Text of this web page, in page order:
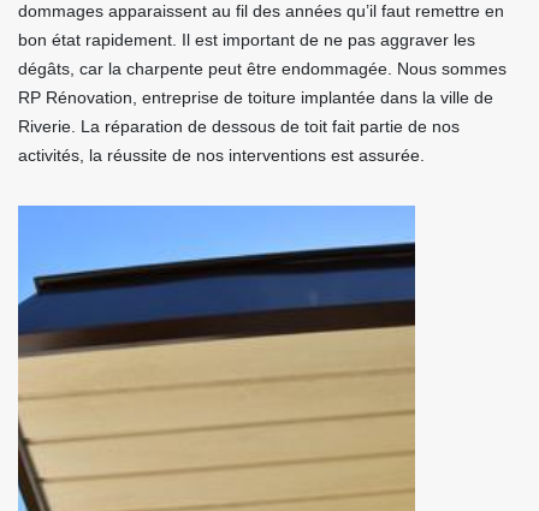
dommages apparaissent au fil des années qu’il faut remettre en
bon état rapidement. Il est important de ne pas aggraver les
dégâts, car la charpente peut être endommagée. Nous sommes
RP Rénovation, entreprise de toiture implantée dans la ville de
Riverie. La réparation de dessous de toit fait partie de nos
activités, la réussite de nos interventions est assurée.